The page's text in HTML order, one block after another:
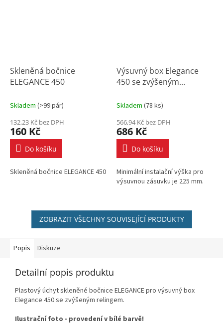
Skleněná bočnice
ELEGANCE 450
Skladem (>99 pár)
132,23 Kč bez DPH
160 Kč
Do košíku
Skleněná bočnice ELEGANCE 450
Výsuvný box Elegance
450 se zvýšeným
Skladem (78 ks)
566,94 Kč bez DPH
686 Kč
Do košíku
Minimální instalační výška pro
výsuvnou zásuvku je 225 mm.
ZOBRAZIT VŠECHNY SOUVISEJÍCÍ PRODUKTY
Popis Diskuze
Detailní popis produktu
Plastový úchyt skleněné bočnice ELEGANCE pro výsuvný box
Elegance 450 se zvýšeným relingem.
Ilustrační foto - provedení v bílé barvě!